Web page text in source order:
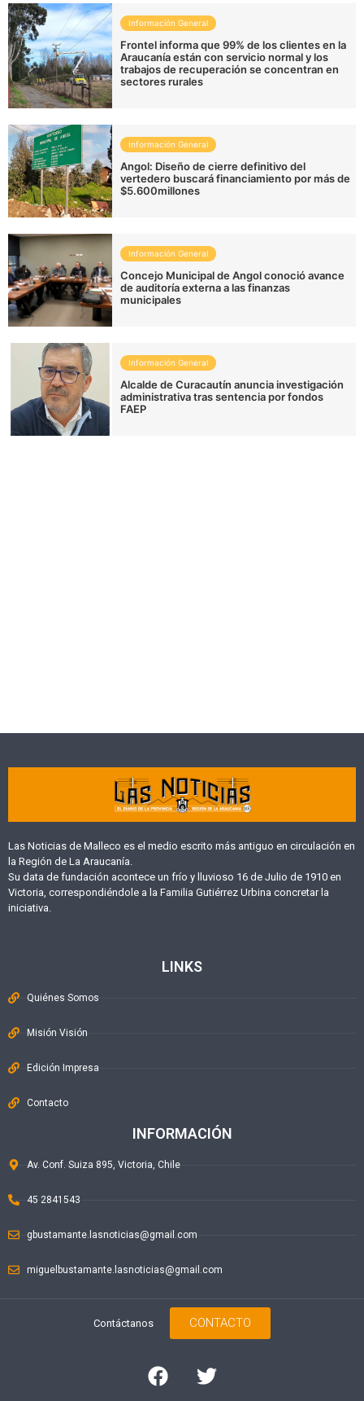
Información General
Frontel informa que 99% de los clientes en la
Araucanía están con servicio normal y los
trabajos de recuperación se concentran en
sectores rurales
Información General
Angol: Diseño de cierre definitivo del
vertedero buscará financiamiento por más de
$5.600millones
Información General
Concejo Municipal de Angol conoció avance
de auditoría externa a las finanzas
municipales
Información General
Alcalde de Curacautín anuncia investigación
administrativa tras sentencia por fondos
FAEP
Las Noticias de Malleco es el medio escrito más antiguo en circulación en
la Región de La Araucanía.
Su data de fundación acontece un frío y lluvioso 16 de Julio de 1910 en
Victoria, correspondiéndole a la Familia Gutiérrez Urbina concretar la
iniciativa.
LINKS
Quiénes Somos
Misión Visión
Edición Impresa
Contacto
INFORMACIÓN
Av. Conf. Suiza 895, Victoria, Chile
45 2841543
gbustamante.lasnoticias@gmail.com
miguelbustamante.lasnoticias@gmail.com
Contáctanos CONTACTO